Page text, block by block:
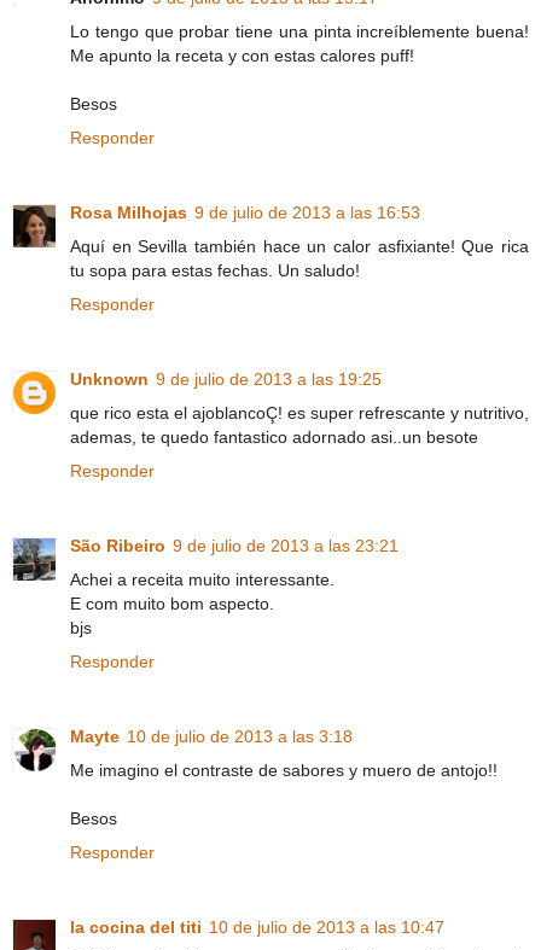
Lo tengo que probar tiene una pinta increíblemente buena!
Me apunto la receta y con estas calores puff!
Besos
Responder
Rosa Milhojas 9 de julio de 2013 a las 16:53
Aquí en Sevilla también hace un calor asfixiante! Que rica
tu sopa para estas fechas. Un saludo!
Responder
Unknown 9 de julio de 2013 a las 19:25
que rico esta el ajoblancoÇ! es super refrescante y nutritivo,
ademas, te quedo fantastico adornado asi..un besote
Responder
São Ribeiro 9 de julio de 2013 a las 23:21
Achei a receita muito interessante.
E com muito bom aspecto.
bjs
Responder
Mayte 10 de julio de 2013 a las 3:18
Me imagino el contraste de sabores y muero de antojo!!
Besos
Responder
la cocina del titi 10 de julio de 2013 a las 10:47